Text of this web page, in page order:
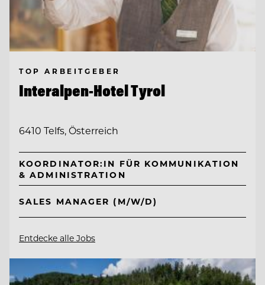
TOP ARBEITGEBER
Interalpen-Hotel Tyrol
6410 Telfs, Österreich
KOORDINATOR:IN FÜR KOMMUNIKATION
& ADMINISTRATION
SALES MANAGER (M/W/D)
Entdecke alle Jobs